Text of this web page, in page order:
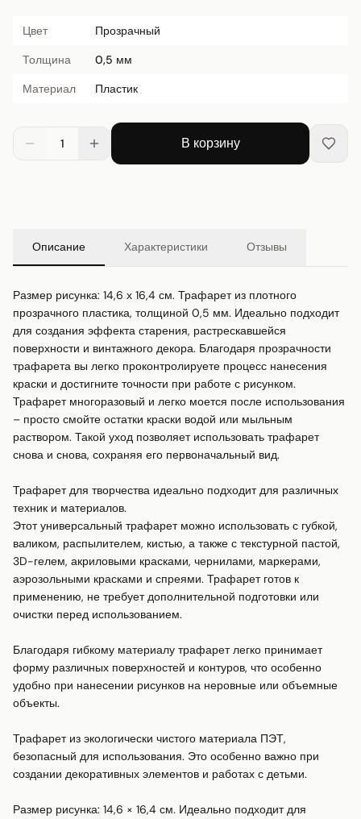
Цвет
Прозрачный
Толщина
0,5 мм
Материал
Пластик
1 В корзину
Описание Характеристики Отзывы
Размер рисунка: 14,6 х 16,4 см. Трафарет из плотного
прозрачного пластика, толщиной 0,5 мм. Идеально подходит
для создания эффекта старения, растрескавшейся
поверхности и винтажного декора. Благодаря прозрачности
трафарета вы легко проконтролируете процесс нанесения
краски и достигните точности при работе с рисунком.
Трафарет многоразовый и легко моется после использования
– просто смойте остатки краски водой или мыльным
раствором. Такой уход позволяет использовать трафарет
снова и снова, сохраняя его первоначальный вид.
Трафарет для творчества идеально подходит для различных
техник и материалов.
Этот универсальный трафарет можно использовать с губкой,
валиком, распылителем, кистью, а также с текстурной пастой,
3D-гелем, акриловыми красками, чернилами, маркерами,
аэрозольными красками и спреями. Трафарет готов к
применению, не требует дополнительной подготовки или
очистки перед использованием.
Благодаря гибкому материалу трафарет легко принимает
форму различных поверхностей и контуров, что особенно
удобно при нанесении рисунков на неровные или объемные
объекты.
Трафарет из экологически чистого материала ПЭТ,
безопасный для использования. Это особенно важно при
создании декоративных элементов и работах с детьми.
Размер рисунка: 14,6 × 16,4 см. Идеально подходит для